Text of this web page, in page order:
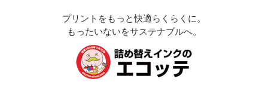
プリントをもっと快適らくらくに。
もったいないをサステナブルへ。